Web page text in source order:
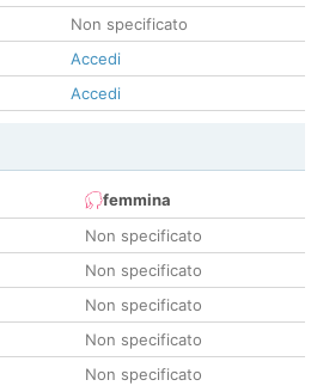
Non specificato
Accedi
Accedi
femmina
Non specificato
Non specificato
Non specificato
Non specificato
Non specificato